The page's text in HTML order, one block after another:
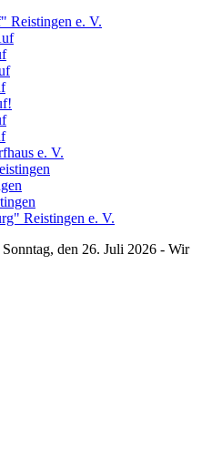
Reistingen e. V.
e. V.
Reistingen e. V.
den 26. Juli 2026 - Wir